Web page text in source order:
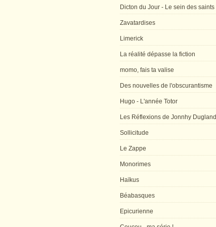
Dicton du Jour - Le sein des saints
Zavatardises
Limerick
La réalité dépasse la fiction
momo, fais ta valise
Des nouvelles de l'obscurantisme
Hugo - L'année Totor
Les Réflexions de Jonnhy Dugland
Sollicitude
Le Zappe
Monorimes
Haïkus
Béabasques
Epicurienne